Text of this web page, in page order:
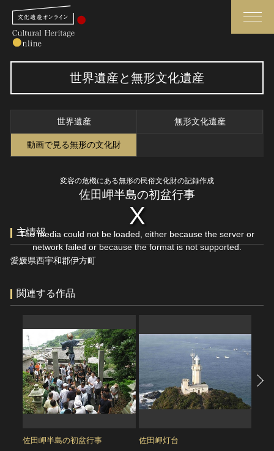
世界遺産と無形文化遺産
全国の美術館・博物館
世界遺産
動画で見る無形の文化財
媒体資料・関連記事等
博物館、美術館の皆さまへ
文化庁よりご挨拶
今月のみどころ
サイトマップ
サイトのご意見はこちら
文化遺産データベース
世界遺産と無形文化遺産
世界遺産 無形文化遺産
動画で見る無形の文化財
変容の危機にある無形の民俗文化財の記録作成
佐田岬半島の初盆行事
The media could not be loaded, either because the server or
network failed or because the format is not supported.
主情報
愛媛県西宇和郡伊方町
関連する作品
佐田岬半島の初盆行事 佐田岬灯台